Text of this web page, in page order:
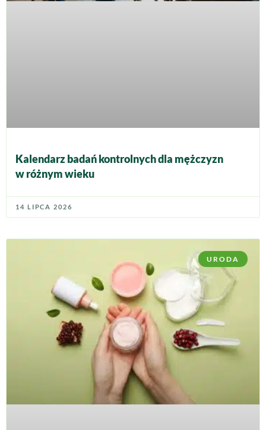
Kalendarz badań kontrolnych dla mężczyzn
w różnym wieku
14 LIPCA 2026
URODA